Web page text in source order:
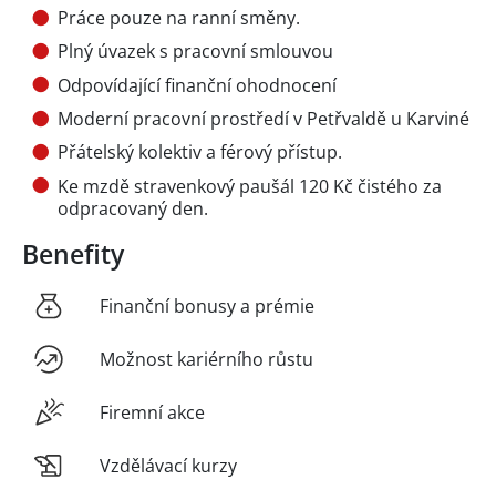
Práce pouze na ranní směny.
Plný úvazek s pracovní smlouvou
Odpovídající finanční ohodnocení
Moderní pracovní prostředí v Petřvaldě u Karviné
Přátelský kolektiv a férový přístup.
Ke mzdě stravenkový paušál 120 Kč čistého za
odpracovaný den.
Benefity
Finanční bonusy a prémie
Možnost kariérního růstu
Firemní akce
Vzdělávací kurzy